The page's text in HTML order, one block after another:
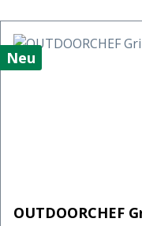
Neu
OUTDOORCHEF